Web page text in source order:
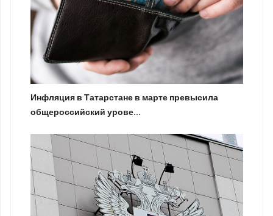
Инфляция в Татарстане в марте превысила
общероссийский урове...